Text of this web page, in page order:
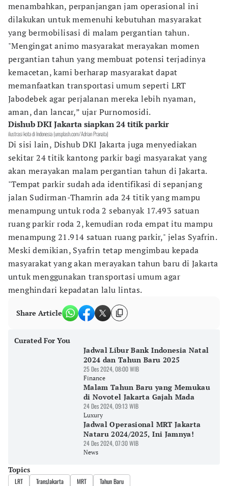
menambahkan, perpanjangan jam operasional ini
dilakukan untuk memenuhi kebutuhan masyarakat
yang bermobilisasi di malam pergantian tahun.
"Mengingat animo masyarakat merayakan momen
pergantian tahun yang membuat potensi terjadinya
kemacetan, kami berharap masyarakat dapat
memanfaatkan transportasi umum seperti LRT
Jabodebek agar perjalanan mereka lebih nyaman,
aman, dan lancar,” ujar Purnomosidi.
Dishub DKI Jakarta siapkan 24 titik parkir
ilustrasi kota di Indonesia (unsplash.com/Adrian Pranata)
Di sisi lain, Dishub DKI Jakarta juga menyediakan
sekitar 24 titik kantong parkir bagi masyarakat yang
akan merayakan malam pergantian tahun di Jakarta.
"Tempat parkir sudah ada identifikasi di sepanjang
jalan Sudirman-Thamrin ada 24 titik yang mampu
menampung untuk roda 2 sebanyak 17.493 satuan
ruang parkir roda 2, kemudian roda empat itu mampu
menampung 21.914 satuan ruang parkir," jelas Syafrin.
Meski demikian, Syafrin tetap mengimbau kepada
masyarakat yang akan merayakan tahun baru di Jakarta
untuk menggunakan transportasi umum agar
menghindari kepadatan lalu lintas.
Share Article
Curated For You
Jadwal Libur Bank Indonesia Natal
2024 dan Tahun Baru 2025
25 Des 2024, 08:00 WIB
Finance
Malam Tahun Baru yang Memukau
di Novotel Jakarta Gajah Mada
24 Des 2024, 09:13 WIB
Luxury
Jadwal Operasional MRT Jakarta
Nataru 2024/2025, Ini Jamnya!
24 Des 2024, 07:30 WIB
News
Topics
LRT TransJakarta MRT Tahun Baru